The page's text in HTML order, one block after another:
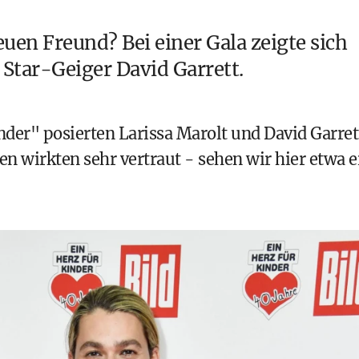
Freund? Bei einer Gala zeigte sich
Geiger David Garrett.
posierten Larissa Maroltund David
wirkten sehr vertraut - sehen wir hier etwa